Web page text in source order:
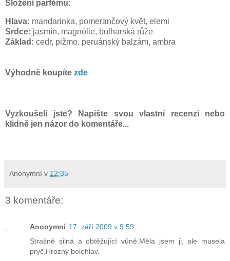
Složení parfému:
Hlava: mandarinka, pomerančový květ, elemi
Srdce: jasmín, magnólie, bulharská růže
Základ: cedr, pižmo, peruánský balzám, ambra
Výhodně koupíte zde
Vyzkoušeli jste? Napište svou vlastní recenzi nebo
klidně jen názor do komentáře...
Anonymní v 12:35
3 komentáře:
Anonymní 17. září 2009 v 9:59
Strašně silná a obtěžující vůně.Měla jsem ji, ale musela
pryč.Hrozný bolehlav.